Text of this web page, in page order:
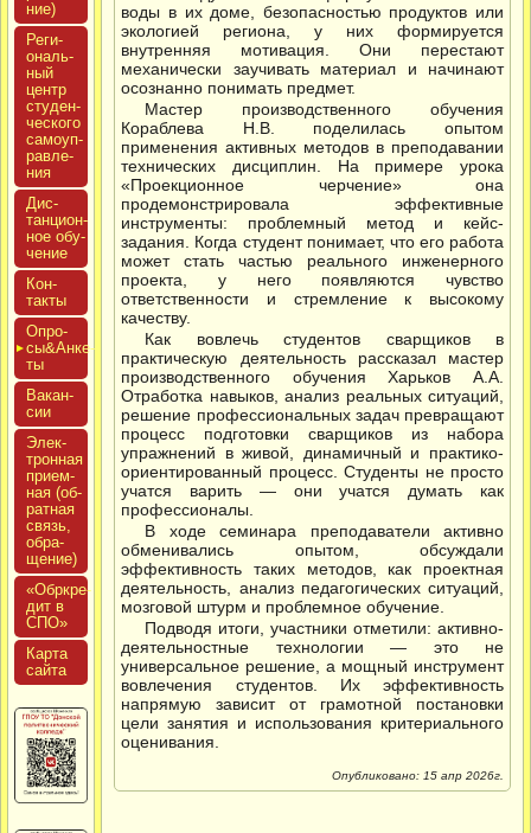
ние)
Реги­
ональ­
ный
центр
сту­ден­
ческо­го
са­мо­уп­
равле­
ния
Дис­
танци­он­
ное обу­
чение
Кон­
такты
Опро­
сы&Анке­
ты
Вакан­
сии
Элек­
трон­ная
при­ем­
ная (об­
ратная
связь,
об­ра­
щение)
«Обркре­
дит в
СПО»
Кар­та
сай­та
воды в их доме, безопасностью продуктов или
экологией региона, у них формируется
внутренняя мотивация. Они перестают
механически заучивать материал и начинают
осознанно понимать предмет.
Мастер производственного обучения
Кораблева Н.В. поделилась опытом
применения активных методов в преподавании
технических дисциплин. На примере урока
«Проекционное черчение» она
продемонстрировала эффективные
инструменты: проблемный метод и кейс-
задания. Когда студент понимает, что его работа
может стать частью реального инженерного
проекта, у него появляются чувство
ответственности и стремление к высокому
качеству.
Как вовлечь студентов сварщиков в
практическую деятельность рассказал мастер
производственного обучения Харьков А.А.
Отработка навыков, анализ реальных ситуаций,
решение профессиональных задач превращают
процесс подготовки сварщиков из набора
упражнений в живой, динамичный и практико-
ориентированный процесс. Студенты не просто
учатся варить — они учатся думать как
профессионалы.
В ходе семинара преподаватели активно
обменивались опытом, обсуждали
эффективность таких методов, как проектная
деятельность, анализ педагогических ситуаций,
мозговой штурм и проблемное обучение.
Подводя итоги, участники отметили: активно-
деятельностные технологии — это не
универсальное решение, а мощный инструмент
вовлечения студентов. Их эффективность
напрямую зависит от грамотной постановки
цели занятия и использования критериального
оценивания.
Опубликовано: 15 апр 2026г.